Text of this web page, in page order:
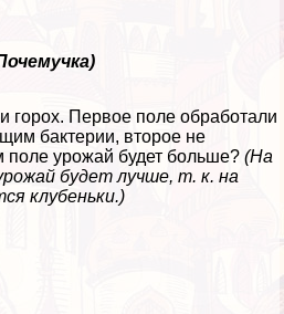
горох. Первое поле обработали
бактерии, второе не
урожай будет больше? (На
будет лучше, т. к. на
клубеньки.)